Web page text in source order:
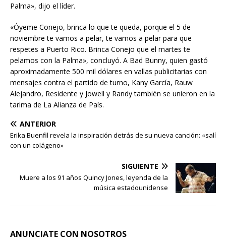
Palma», dijo el líder.
«Óyeme Conejo, brinca lo que te queda, porque el 5 de
noviembre te vamos a pelar, te vamos a pelar para que
respetes a Puerto Rico. Brinca Conejo que el martes te
pelamos con la Palma», concluyó. A Bad Bunny, quien gastó
aproximadamente 500 mil dólares en vallas publicitarias con
mensajes contra el partido de turno, Kany García, Rauw
Alejandro, Residente y Jowell y Randy también se unieron en la
tarima de La Alianza de País.
ANTERIOR
Erika Buenfil revela la inspiración detrás de su nueva canción: «salí
con un colágeno»
SIGUIENTE
Muere a los 91 años Quincy Jones, leyenda de la
música estadounidense
ANUNCIATE CON NOSOTROS